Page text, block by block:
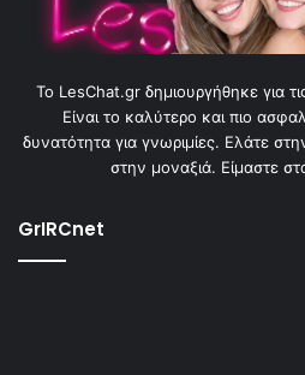
To LesChat.gr δημιουργήθηκε για
Είναι το καλύτερο και πιο
δυνατότητα για γνωριμίες. Ελάτε
στην μοναξιά. Είμαστε
GrIRCnet